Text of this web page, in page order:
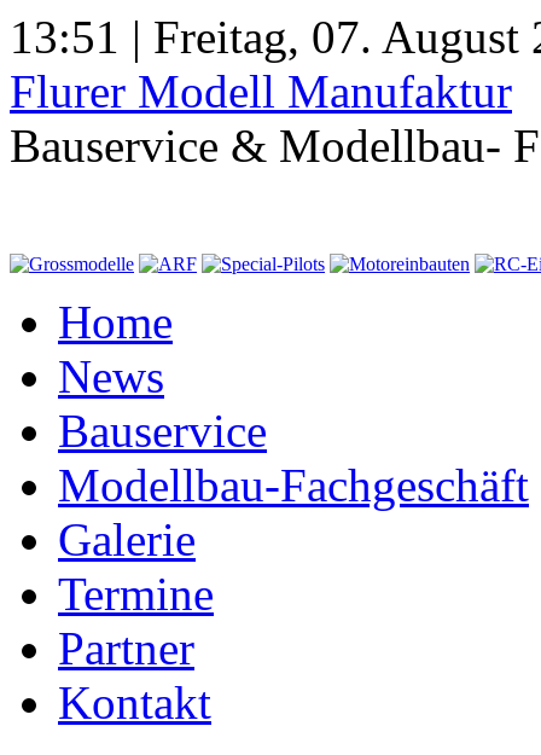
13:51 | Freitag, 07. August
Flurer Modell Manufaktur
Bauservice & Modellbau-
Home
News
Bauservice
Modellbau-Fachgeschäft
Galerie
Termine
Partner
Kontakt